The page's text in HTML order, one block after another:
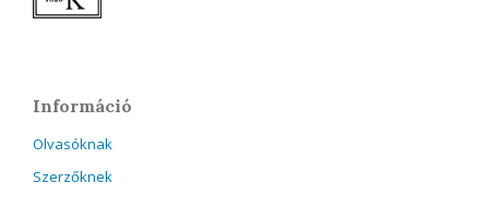
Információ
Olvasóknak
Szerzőknek